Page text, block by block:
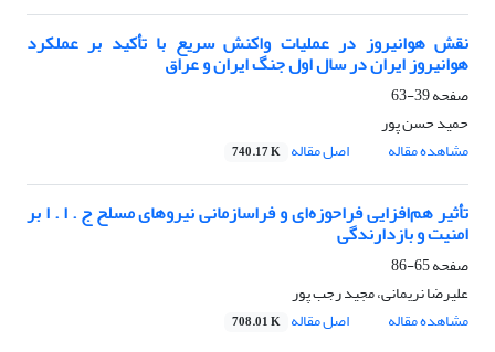
نقش هوانیروز در عملیات واکنش سریع با تأکید بر عملکرد
هوانیروز ایران در سال اول جنگ ایران و عراق
صفحه39-63
حمید حسن پور
مشاهده مقاله
اصل مقاله 740.17 K
تأثیر هم‌افزایی فراحوزه‌ای و فراسازمانی نیروهای مسلح ج . ا . ا بر
امنیت و بازدارندگی
صفحه65-86
علیرضا نریمانی، مجید رجب پور
مشاهده مقاله
اصل مقاله 708.01 K